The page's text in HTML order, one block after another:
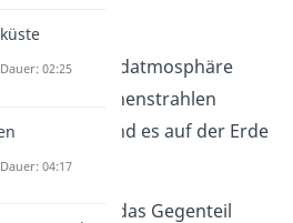
sorgt die Erdatmosphäre
einige Sonnenstrahlen
werden und es auf der Erde
heißist.
ist auch für das Gegenteil
02:25
04:17